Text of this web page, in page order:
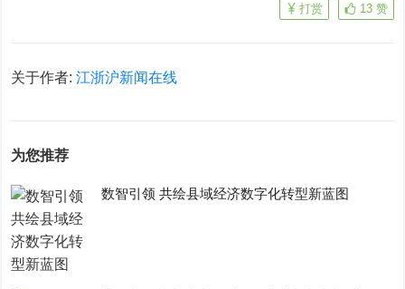
13 赞
打赏
关于作者:江浙沪新闻在线
为您推荐
数智引领 共绘县域经济数字化转型新蓝图